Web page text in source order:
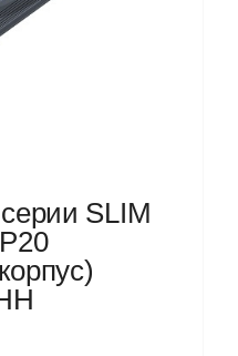
SLIM